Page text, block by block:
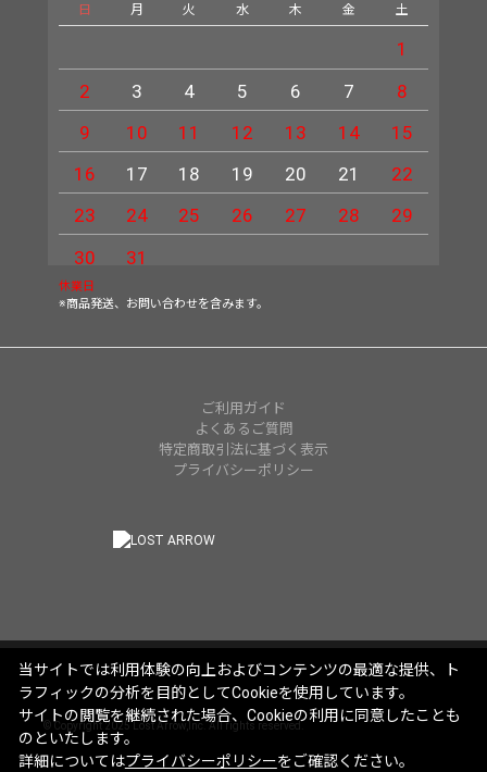
日 月 火 水 木 金 土
1
2
3 4 5 6 7
8
9
10 11 12 13 14
15
16
17 18 19 20 21
22
23
24 25 26 27 28
29
30
31
休業日
※商品発送、お問い合わせを含みます。
ご利用ガイド
よくあるご質問
特定商取引法に基づく表示
プライバシーポリシー
© Copyright 2025 Lost Arrow,Inc. All rights reserved.
当サイトでは利用体験の向上およびコンテンツの最適な提供、ト
ラフィックの分析を目的としてCookieを使用しています。
サイトの閲覧を継続された場合、Cookieの利用に同意したことも
のといたします。
詳細についてはプライバシーポリシーをご確認ください。